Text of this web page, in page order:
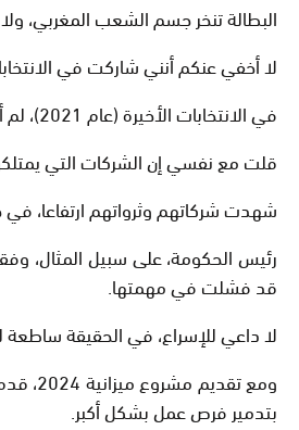
البطالة تنخر جسم الشعب المغربي،
لا أخفي عنكم أنني شاركت في الانتخابات منذ انضمامي إلى
في الانتخابات الأخيرة (عام 2021)، لم أصوت لصالح الحكومة الحالية. عند تنصيبها من طرف الملك، كنت متفائلا بحكومة رجال الأعمال، آملا أن تجعل المغرب مزدهرا ومنعشا بلا بطالة.
قلت مع نفسي إن الشركات التي
شهدت شركاتهم وثرواتهم ارتفاعا،
قد فشلت في مهمتها.
لا داعي للإسراع، في الحقيقة
ومع
بتدمير فرص عمل بشكل أكبر.